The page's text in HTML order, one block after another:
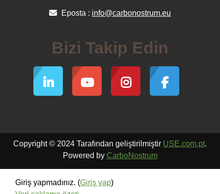
Eposta : info@carbonostrum.eu
Bizi Takip Edin
Copyright © 2024 Tarafından geliştirilmiştir USE.com.pt.
Powered by CarboNostrum
Giriş yapmadınız. (Giriş yap)